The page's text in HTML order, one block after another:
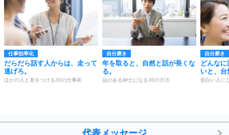
仕事効率化
だらだら話す人からは、走って
逃げろ。
ほかの人と差をつける30の仕事術
自分磨き
年を取ると、自然と話が長くな
る。
品のある紳士になる30の方法
自分磨き
どんな
いと、台
面白い人に
代表メッセージ